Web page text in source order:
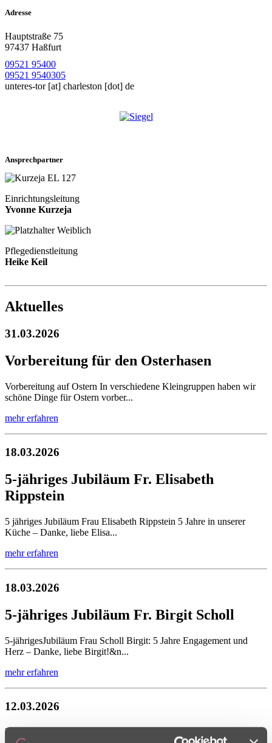
Adresse
Hauptstraße 75
97437 Haßfurt
09521 95400
09521 9540305
unteres-tor[at] charleston [dot] de
Ansprechpartner
Einrichtungsleitung
Yvonne Kurzeja
Pflegedienstleitung
Heike Keil
Aktuelles
31.03.2026
Vorbereitung für den Osterhasen
Vorbereitung auf Ostern In verschiedene Kleingruppen haben wir
schöne Dinge für Ostern vorber...
mehr erfahren
18.03.2026
5-jähriges Jubiläum Fr. Elisabeth
Rippstein
5 jähriges Jubiläum Frau Elisabeth Rippstein 5 Jahre in unserer
Küche – Danke, liebe Elisa...
mehr erfahren
18.03.2026
5-jähriges Jubiläum Fr. Birgit Scholl
5-jährigesJubiläum Frau Scholl Birgit: 5 Jahre Engagement und
Herz – Danke, liebe Birgit!&n...
mehr erfahren
12.03.2026
Konzert vom Tenor Wolfgang Graf